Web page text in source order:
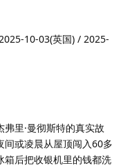
10-03(英国) / 2025-
里·曼彻斯特的真实故
或凌晨从屋顶闯入60多
箱后把收银机里的钱都洗